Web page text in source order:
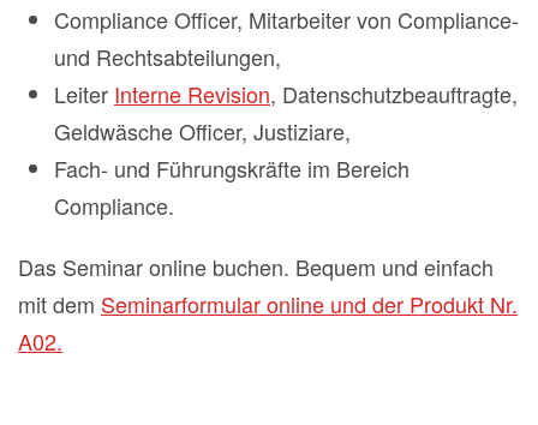
Compliance Officer, Mitarbeiter von Compliance-
und Rechtsabteilungen,
Leiter Interne Revision, Datenschutzbeauftragte,
Geldwäsche Officer, Justiziare,
Fach- und Führungskräfte im Bereich
Compliance.
Das Seminar online buchen. Bequem und einfach
mit dem Seminarformular online und der Produkt Nr.
A02.